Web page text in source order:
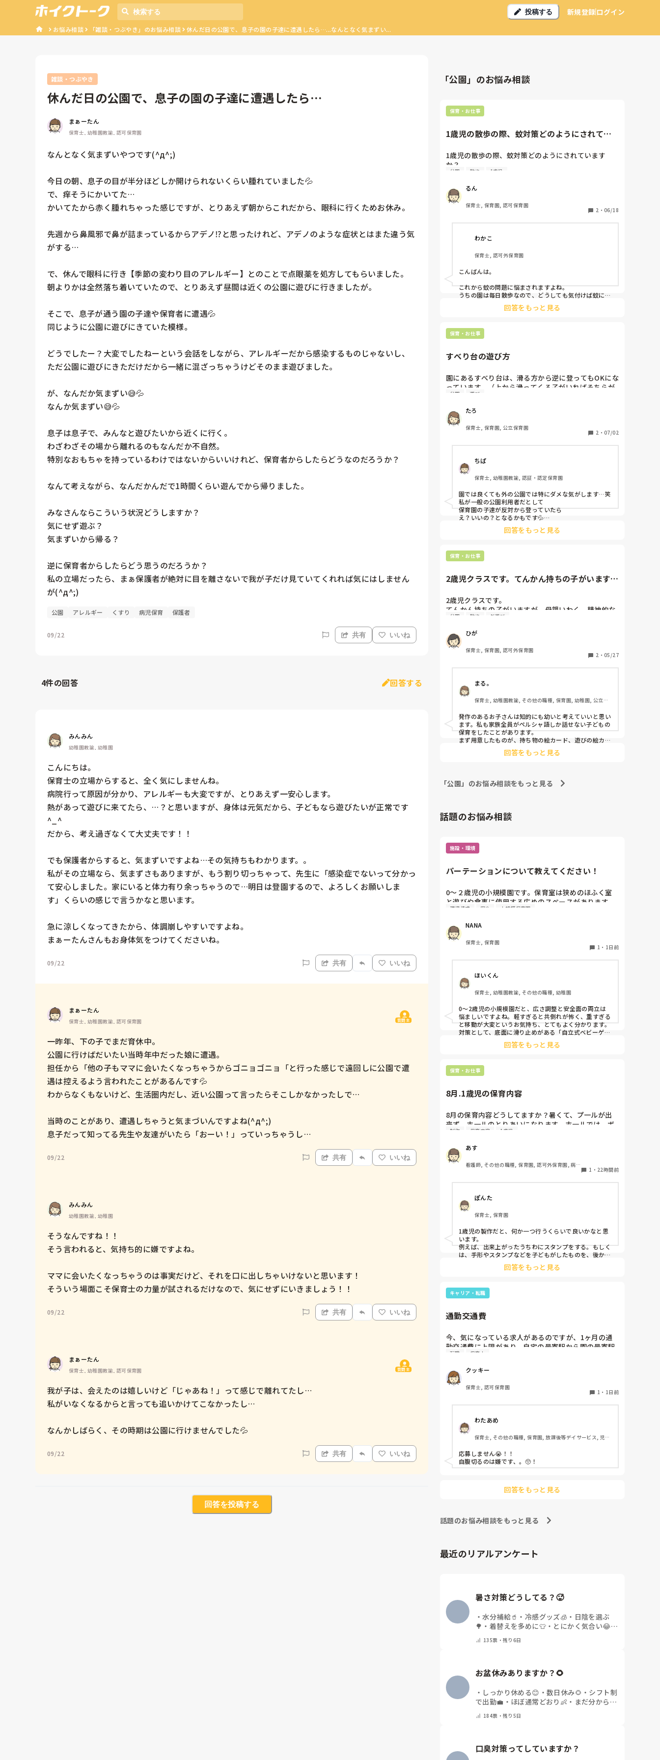
投稿する 新規登録ログイン
お悩み相談 「雑談・つぶやき」のお悩み相談 休んだ日の公園で、息子の園の子達に遭遇したら…...なんとなく気まずい...
雑談・つぶやき
休んだ日の公園で、息子の園の子達に遭遇したら…
まぁーたん
保育士, 幼稚園教諭, 認可保育園
なんとなく気まずいやつです(^д^;)
今日の朝、息子の目が半分ほどしか開けられないくらい腫れていました💦
で、痒そうにかいてた…
かいてたから赤く腫れちゃった感じですが、とりあえず朝からこれだから、眼科に行くためお休み。
先週から鼻風邪で鼻が詰まっているからアデノ⁉️と思ったけれど、アデノのような症状とはまた違う気
がする…
で、休んで眼科に行き【季節の変わり目のアレルギー】とのことで点眼薬を処方してもらいました。
朝よりかは全然落ち着いていたので、とりあえず昼間は近くの公園に遊びに行きましたが。
そこで、息子が通う園の子達や保育者に遭遇💦
同じように公園に遊びにきていた模様。
どうでしたー？大変でしたねーという会話をしながら、アレルギーだから感染するものじゃないし、
ただ公園に遊びにきただけだから一緒に混ざっちゃうけどそのまま遊びました。
が、なんだか気まずい😅💦
なんか気まずい😅💦
息子は息子で、みんなと遊びたいから近くに行く。
わざわざその場から離れるのもなんだか不自然。
特別なおもちゃを持っているわけではないからいいけれど、保育者からしたらどうなのだろうか？
なんて考えながら、なんだかんだで1時間くらい遊んでから帰りました。
みなさんならこういう状況どうしますか？
気にせず遊ぶ？
気まずいから帰る？
逆に保育者からしたらどう思うのだろうか？
私の立場だったら、まぁ保護者が絶対に目を離さないで我が子だけ見ていてくれれば気にはしません
が(^д^;)
公園 アレルギー くすり 病児保育 保護者
09/22 共有 いいね
4件の回答 回答する
みんみん
幼稚園教諭, 幼稚園
こんにちは。
保育士の立場からすると、全く気にしませんね。
病院行って原因が分かり、アレルギーも大変ですが、とりあえず一安心します。
熱があって遊びに来てたら、…？と思いますが、身体は元気だから、子どもなら遊びたいが正常です
^_^
だから、考え過ぎなくて大丈夫です！！
でも保護者からすると、気まずいですよね…その気持ちもわかります。。
私がその立場なら、気まずさもありますが、もう割り切っちゃって、先生に「感染症でないって分かっ
て安心しました。家にいると体力有り余っちゃうので…明日は登園するので、よろしくお願いしま
す」くらいの感じで言うかなと思います。
急に涼しくなってきたから、体調崩しやすいですよね。
まぁーたんさんもお身体気をつけてくださいね。
09/22 共有 いいね
まぁーたん
保育士, 幼稚園教諭, 認可保育園 質問主
一昨年、下の子でまだ育休中。
公園に行けばだいたい当時年中だった娘に遭遇。
担任から「他の子もママに会いたくなっちゃうからゴニョゴニョ「と行った感じで遠回しに公園で遭
遇は控えるよう言われたことがあるんです💦
わからなくもないけど、生活圏内だし、近い公園って言ったらそこしかなかったしで…
当時のことがあり、遭遇しちゃうと気まづいんですよね(^д^;)
息子だって知ってる先生や友達がいたら「おーい！」っていっちゃうし…
09/22 共有 いいね
みんみん
幼稚園教諭, 幼稚園
そうなんですね！！
そう言われると、気持ち的に嫌ですよね。
ママに会いたくなっちゃうのは事実だけど、それを口に出しちゃいけないと思います！
そういう場面こそ保育士の力量が試されるだけなので、気にせずにいきましょう！！
09/22 共有 いいね
まぁーたん
保育士, 幼稚園教諭, 認可保育園 質問主
我が子は、会えたのは嬉しいけど「じゃあね！」って感じで離れてたし…
私がいなくなるからと言っても追いかけてこなかったし…
なんかしばらく、その時期は公園に行けませんでした💦
09/22 共有 いいね
回答を投稿する
「公園」のお悩み相談
保育・お仕事
1歳児の散歩の際、蚊対策どのようにされてい
1歳児の散歩の際、蚊対策どのようにされています
か？
・蚊の多い公園は避ける
・子どもやそのまわりをよく見る
刺された後ではなく、刺されないようにする対策をお
教え願いたいです。
公園 散歩 1歳児
るん
保育士, 保育園, 認可保育園
2 ・ 06/18
わかこ
保育士, 認可外保育園
こんばんは。
これから蚊の問題に悩まされますよね。
うちの園は毎日散歩なので、どうしても気付けば蚊に刺
されてしまっています。
スプレーは使用していません。
効果は分かりませんが、家庭で服に貼る虫除けパッチを
タパタ、蚊が来ないようにあおいでいます。
得策ではないですが、お互い蚊の時期乗り切りましょ
う。
回答をもっと見る
保育・お仕事
すべり台の遊び方
園にあるすべり台は、滑る方から逆に登ってもOKにな
っています。（上から滑ってくる子がいればそちらが
優先）
ただ、散歩で公園に行ったときもそれを良しとしてい
るのはどうなのかな？とふと思います。
主任に確認したところ、園でOKと言ってるので外でだ
めにはならないとのことでしたが。
地域の方や、遠足でたくさんの子どもたちが遊ぶ場所
に行ったときに、そのルールは危険なのではないかと
考えています。
同じようなルールの園の方はいらっしゃいますか？
公園 遊び
たろ
保育士, 保育園, 公立保育園
2 ・ 07/02
ちぱ
保育士, 幼稚園教諭, 認証・認定保育園
園では良くても外の公園では特にダメな気がします…笑
私が一般の公園利用者だとして
保育園の子達が反対から登っていたら
え？いいの？となるかもです💦
基本的に逆から登るのは危険ですよね。
回答をもっと見る
保育・お仕事
2歳児クラスです。てんかん持ちの子がいます
2歳児クラスです。
てんかん持ちの子がいますが、母親いわく、精神的な
理由から痙攣が起きやすいと言われている子がいま
母親と祖母の3人で、母親は日本語出来ますが、祖母
が出来ないため、祖母に合わせて言語が日本語ではあ
りません。その為、日本語が通じている様子は見られ
ず、周りの子を見てそれを真似する姿も見られませ
中々同じケースはないと思いますが、
こういう場合、お散歩などの外遊びはどうしています
か？公園なども人が少ない場所を選ぶ、痙攣が起きた
ら全員すぐ帰園するなどの対応を考えていますが、そ
うなった場合、他の子達の気持ちを満たしてあげられ
ていないので、どうしたら良いのか分かりません。
アドバイスお願いします。
公園 散歩 外遊び
ひが
保育士, 保育園, 認可外保育園
2 ・ 05/27
まる。
保育士, 幼稚園教諭, その他の職種, 保育園, 幼稚園, 公立保
育, 学童保育, 放課後等デイサービス, 児童施設, 児童発達支
援施設, 乳児院
発作のあるお子さんは知的にも幼いと考えていいと思い
ます。私も家族全員がペルシャ語しか話せない子どもの
保育をしたことがあります。
まず用意したものが、持ち物の絵カード、遊びの絵カー
ドです。また、保護者と会話するための時計の絵カード
言語カードと音声変換機（スマホ）です。
その子どもはてんかん以外に診断はありますか？加配や
回答をもっと見る
「公園」のお悩み相談をもっと見る
話題のお悩み相談
施設・環境
パーテーションについて教えてください！
0〜２歳児の小規模園です。保育室は狭めのほふく室
と遊びや食事に使用する広めのスペースがあります。
広すぎると走り回ったりして落ち着かないので、活動
テーションがウレタンのような素材で軽いので、ちょ
っと体が当たると倒れたり、つかまり立ちが不安定な
子にとっては共倒れになったりで危険です。かと言っ
て固定してしまうと活動によって柔軟に移動すること
しっかりした重いものを置いていましたが、移動が大
変で使い勝手が悪く、子どもがぶつかって倒れた時に
怖い思いをしました。
皆さんの園ではどんなもので工夫されていますか？
環境構成 安全 小規模保育園
NANA
保育士, 保育園
1 ・ 1日前
ほいくん
保育士, 幼稚園教諭, その他の職種, 幼稚園
0〜2歳児の小規模園だと、広さ調整と安全面の両立は
悩ましいですよね。軽すぎると共倒れが怖く、重すぎる
と移動が大変というお気持ち、とてもよく分かります。
対策として、底面に滑り止めがある「自立式ベビーゲー
ト」なら、つかまり立ちでも倒れにくく移動も楽でおす
すめです。また、ストッパー付きキャスターをつけたロ
です。
今のウレタン製を活かすなら、壁や固定家具で挟む配置
回答をもっと見る
保育・お仕事
8月.1歳児の保育内容
8月の保育内容どうしてますか？暑くて、プ一ルが出
来ず、ホ一ルのとりあいになります。ホ一ルでは、ボ
一ルや平均台、風船で遊んでいます。製作で、うちわ
集中できません。1歳児クラスです、玩具で遊ばせな
がら、何人かずつよんで、やっています。何か、いい
アイデアや、工夫など、何でもいいので、教えて下さ
い。
制作 保育内容 1歳児
あす
看護師, その他の職種, 保育園, 認可外保育園, 病児
1 ・ 22時間前
ぽんた
保育士, 保育園
1歳児の製作だと、何か一つ行うくらいで良いかなと思
います。
例えば、出来上がったうちわにスタンプをする。もしく
は、手形やスタンプなどを子どもがしたものを、後から
うちわの形に切る。1歳児なんて集中できないです。興
味を持って来てくれただけで十分です。
お部屋では、ビニールシートを敷いて、片栗粉粘土、寒
天や春雨遊び、氷遊び、など間食遊びをたくさん行って
ホールに行っているクラスにお邪魔するのも良いかなと
す！
回答をもっと見る
キャリア・転職
通勤交通費
今、気になっている求人があるのですが、1ヶ月の通
勤交通費に上限があり、自宅の最寄駅から園の最寄駅
までの通勤定期代が5,000円ほどオーバーします
私としてはなかなか大きい金額なので、この時点で応
募を迷っているのですが、皆さんならどうしますか？
転職 保育士
クッキー
保育士, 認可保育園
1 ・ 1日前
わたあめ
保育士, その他の職種, 保育園, 放課後等デイサービス, 児童
応募しません😭！！
自腹切るのは嫌です、。🥺！
回答をもっと見る
話題のお悩み相談をもっと見る
最近のリアルアンケート
暑さ対策どうしてる？🥵
・水分補給🥤 ・ 冷感グッズ🧊 ・ 日陰を選ぶ
🌳 ・ 着替えを多めに👕・ とにかく気合い😂・
135票・残り6日
お盆休みありますか？🌻
・ しっかり休める😊 ・ 数日休み🌻 ・ シフト制
で出勤💼 ・ ほぼ通常どおり👶 ・ まだ分からな
184票・残り5日
口臭対策ってしていますか？